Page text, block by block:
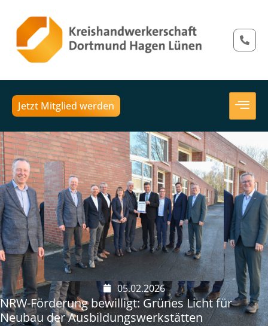
Jetzt Mitglied werden
05.02.2026
NRW-Förderung bewilligt: Grünes Licht für
Neubau der Ausbildungswerkstätten